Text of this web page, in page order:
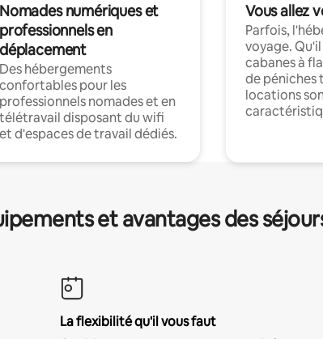
Nomades numériques et
professionnels en
déplacement
Des hébergements
confortables pour les
professionnels nomades et en
télétravail disposant du wifi
et d'espaces de travail dédiés.
Vous allez
Parfois,
voyage.
cabanes à
de péniches
locations
et avantages des
La flexibilité qu'il vous faut